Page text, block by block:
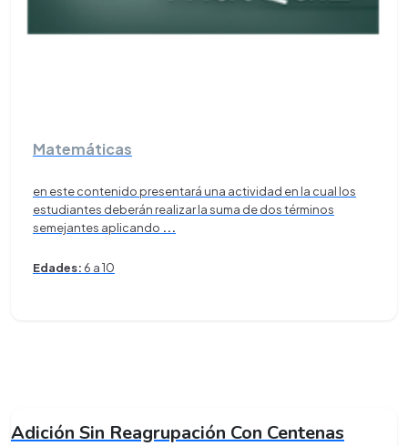
Matemáticas
en este contenido presentará una actividad en la cual los
estudiantes deberán realizar la suma de dos términos
semejantes aplicando ...
Edades: 6 a 10
Adición Sin Reagrupación Con Centenas